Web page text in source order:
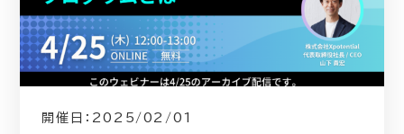
開催日： 2025/02/01